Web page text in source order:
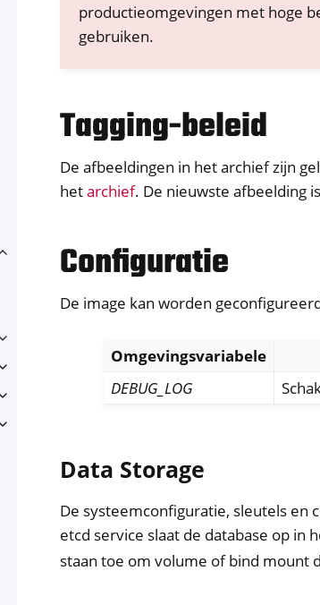
Toggle navigation of Container
Toggle navigation of Compatible Software
Toggle navigation of NitroWall
Toggle navigation of NitroWall NW750
Toggle navigation of Software
productieomgevingen met hoge
gebruiken.
Tagging-beleid
De afbeeldingen in het archief zijn
hetarchief. De nieuwste afbeelding
Configuratie
De image kan worden
Omgevingsvariabele
DEBUG_LOG
Data Storage
De systeemconfiguratie, sleutels en
etcd service slaat de database op in
staan toe om volume of bind mount